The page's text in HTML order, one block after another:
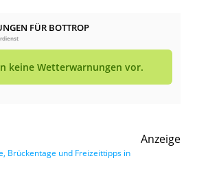
FÜR BOTTROP
keine Wetterwarnungen vor.
Anzeige